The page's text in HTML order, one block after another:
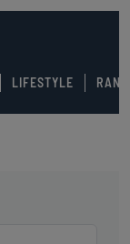
LIFESTYLE